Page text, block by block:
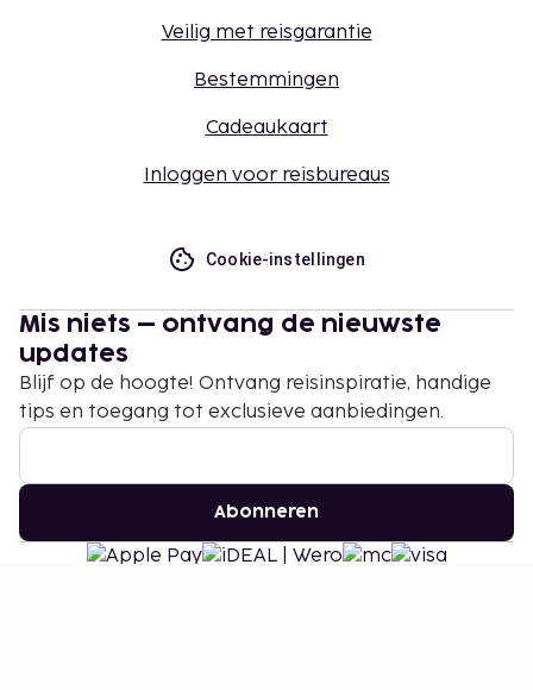
Veilig met reisgarantie
Bestemmingen
Cadeaukaart
Inloggen voor reisbureaus
Cookie-instellingen
Mis niets – ontvang de nieuwste
updates
Blijf op de hoogte! Ontvang reisinspiratie, handige
tips en toegang tot exclusieve aanbiedingen.
Abonneren